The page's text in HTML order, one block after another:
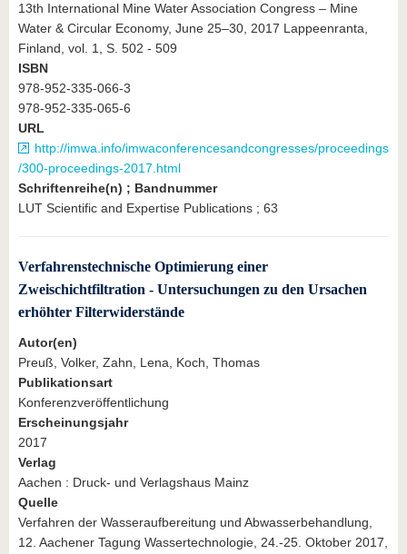
13th International Mine Water Association Congress – Mine
Water & Circular Economy, June 25–30, 2017 Lappeenranta,
Finland, vol. 1, S. 502 - 509
ISBN
978-952-335-066-3
978-952-335-065-6
URL
http://imwa.info/imwaconferencesandcongresses/proceedings
/300-proceedings-2017.html
Schriftenreihe(n) ; Bandnummer
LUT Scientific and Expertise Publications ; 63
Verfahrenstechnische Optimierung einer
Zweischichtfiltration - Untersuchungen zu den Ursachen
erhöhter Filterwiderstände
Autor(en)
Preuß, Volker, Zahn, Lena, Koch, Thomas
Publikationsart
Konferenzveröffentlichung
Erscheinungsjahr
2017
Verlag
Aachen : Druck- und Verlagshaus Mainz
Quelle
Verfahren der Wasseraufbereitung und Abwasserbehandlung,
12. Aachener Tagung Wassertechnologie, 24.-25. Oktober 2017,